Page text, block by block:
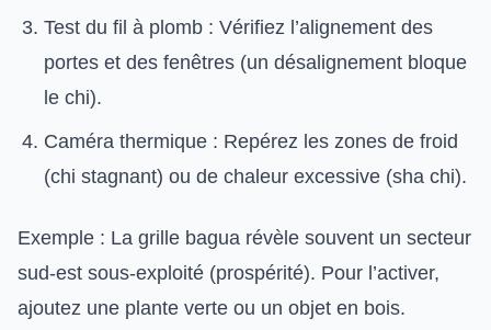
Test du fil à plomb : Vérifiez l’alignement des
portes et des fenêtres (un désalignement bloque
le chi).
Caméra thermique : Repérez les zones de froid
(chi stagnant) ou de chaleur excessive (sha chi).
Exemple : La grille bagua révèle souvent un secteur
sud-est sous-exploité (prospérité). Pour l’activer,
ajoutez une plante verte ou un objet en bois.